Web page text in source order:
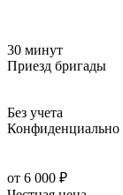
30 минут
Приезд бригады
Без учета
Конфиденциально
от 6 000 ₽